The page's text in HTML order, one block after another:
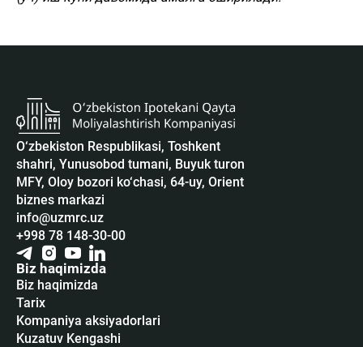
O‘zbekiston Respublikasi, Toshkent
shahri, Yunusobod tumani, Buyuk turon
MFY, Oloy bozori ko‘chasi, 64-uy, Orient
biznes markazi
info@uzmrc.uz
+998 78 148-30-00
Biz haqimizda
Biz haqimizda
Tarix
Kompaniya aksiyadorlari
Kuzatuv Kengashi